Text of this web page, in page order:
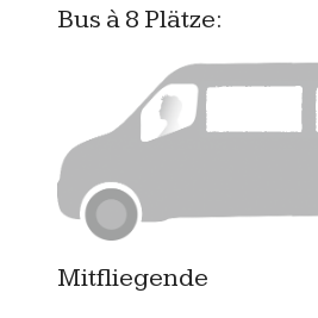
Bus à 8 Plätze:
Mitfliegende